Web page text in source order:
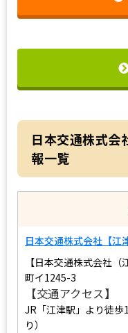
日本交通株式会
報一覧
日本交通株式会社【江
【日本交通株式会社
町イ1245-3
【交通アクセス】
JR「江津駅」より徒
り）